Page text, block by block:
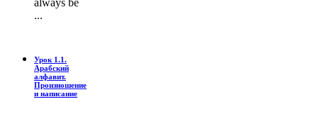
always be
...
Урок 1.1.
Арабский
алфавит.
Произношение
и написание